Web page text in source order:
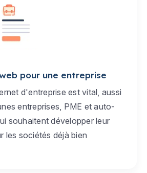
pour une entreprise
d'entreprise est vital, aussi
entreprises, PME et auto-
souhaitent développer leur
les sociétés déjà bien